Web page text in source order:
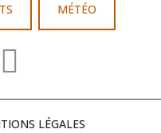
MÉTÉO
LÉGALES